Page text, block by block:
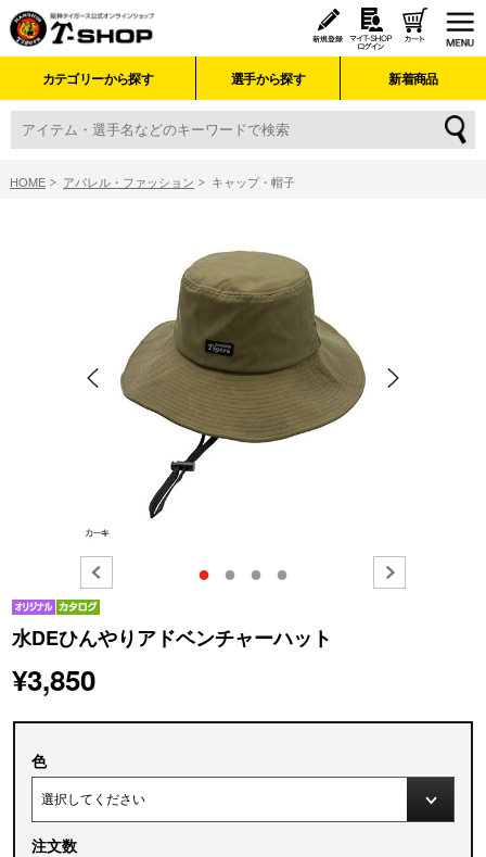
カテゴリーから探す 選手から探す 新着商品
HOME アパレル・ファッション キャップ・帽子
● ● ● ●
水DEひんやりアドベンチャーハット
¥3,850
色
注文数